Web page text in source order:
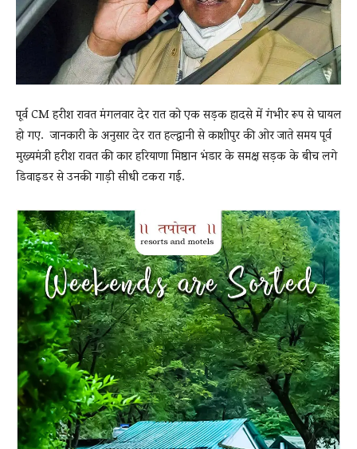
News
पूर्व CM हरीश रावत मंगलवार देर रात को एक सड़क हादसे में गंभीर रूप से घायल
हो गए. जानकारी के अनुसार देर रात हल्द्वानी से काशीपुर की ओर जाते समय पूर्व
मुख्यमंत्री हरीश रावत की कार हरियाणा मिष्ठान भंडार के समक्ष सड़क के बीच लगे
डिवाइडर से उनकी गाड़ी सीधी टकरा गई.